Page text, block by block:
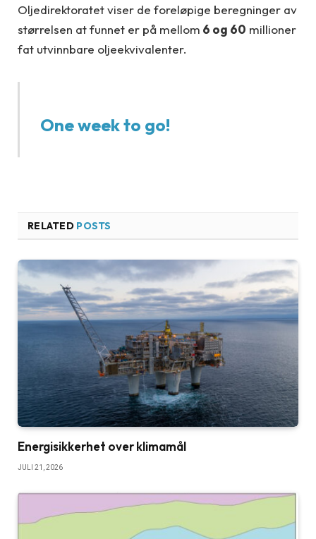
Oljedirektoratet viser de foreløpige beregninger av
størrelsen at funnet er på mellom 6 og 60 millioner
fat utvinnbare oljeekvivalenter.
One week to go!
RELATED POSTS
Energisikkerhet over klimamål
JULI 21, 2026